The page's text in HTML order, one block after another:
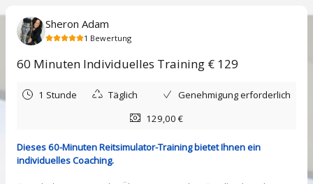
Sheron Adam
1 Bewertung
60 Minuten Individuelles Training € 129
1 Stunde Täglich
Genehmigung erforderlich
129,00 €
Dieses 60-Minuten Reitsimulator-Training bietet Ihnen ein
individuelles Coaching.